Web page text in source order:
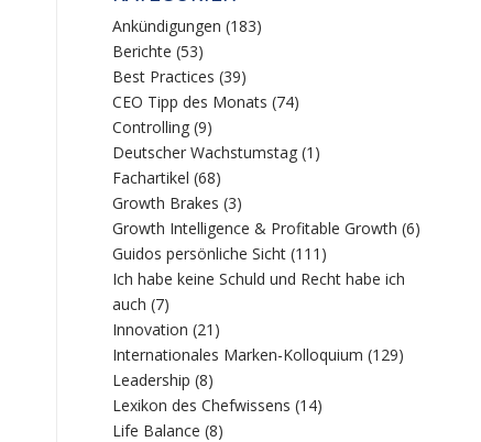
Ankündigungen (183)
Berichte (53)
Best Practices (39)
CEO Tipp des Monats (74)
Controlling (9)
Deutscher Wachstumstag (1)
Fachartikel (68)
Growth Brakes (3)
Growth Intelligence & Profitable Growth (6)
Guidos persönliche Sicht (111)
Ich habe keine Schuld und Recht habe ich
auch (7)
Innovation (21)
Internationales Marken-Kolloquium (129)
Leadership (8)
Lexikon des Chefwissens (14)
Life Balance (8)